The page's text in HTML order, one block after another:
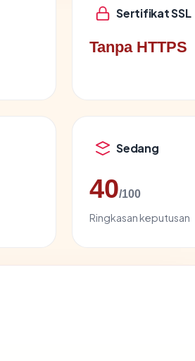
Sertifikat SSL
Tanpa HTTPS
Sedang
40/100
Ringkasan keputusan